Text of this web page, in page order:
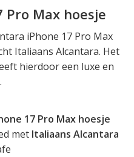
Max hoesje
iPhone 17 Pro Max
Italiaans Alcantara. Het
hierdoor een luxe en
17 Pro Max hoesje
met Italiaans Alcantara